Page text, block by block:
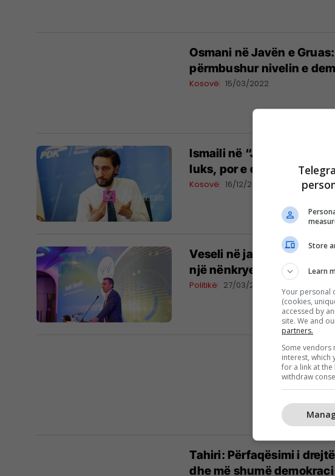
Osmani në Javën e
përmbushur nivelin e
Kosovë 15/03/2022
Ismaili në “Javën e
luks, por e drejtë
Kosovë 16/12/2020
Veseli në javën e gruas:
një nënkryetare grua
Politikë 27/03/2019
Tahiri: Përfaqësimi i
dhe më shumë demokraci
Store
Learn
Your personal
(cookies,
accessed by
site. We and
partners.
Some
interest, which
for a link at
withdraw